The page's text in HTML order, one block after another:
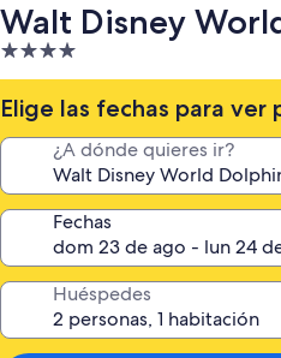
Walt Disney
Propiedad
de
4.0
estrellas
Elige las fechas para ver
¿A dónde quieres ir?
Fechas
Huéspedes